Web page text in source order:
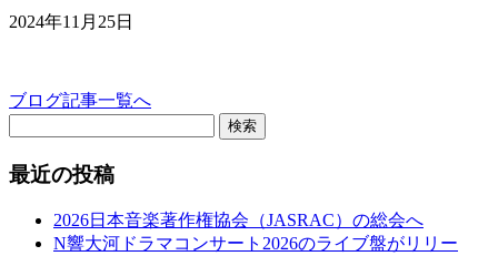
2024年11月25日
ブログ記事一覧へ
検索
最近の投稿
2026日本音楽著作権協会（JASRAC）の総会へ
N響大河ドラマコンサート2026のライブ盤がリリー